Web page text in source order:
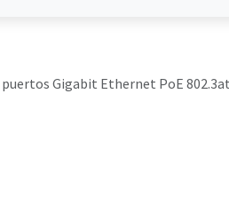
Gigabit Ethernet PoE